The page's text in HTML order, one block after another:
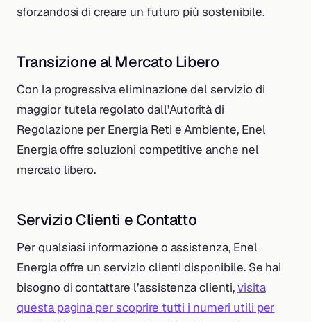
sforzandosi di creare un futuro più sostenibile.
Transizione al Mercato Libero
Con la progressiva eliminazione del servizio di
maggior tutela regolato dall’Autorità di
Regolazione per Energia Reti e Ambiente, Enel
Energia offre soluzioni competitive anche nel
mercato libero.
Servizio Clienti e Contatto
Per qualsiasi informazione o assistenza, Enel
Energia offre un servizio clienti disponibile. Se hai
bisogno di contattare l’assistenza clienti,visita
questa pagina per scoprire tutti i numeri utili per